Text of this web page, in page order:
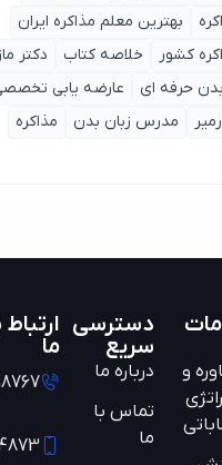
بهترین معلم مذاکره ایران
خلاصه کتاب
دکتر مازیار
ای
عارضه یابی تخصصی
مدرس زبان بدن
مذاکره
دسترسی
سریع
درباره ما
تماس با
ما
ارتباط با